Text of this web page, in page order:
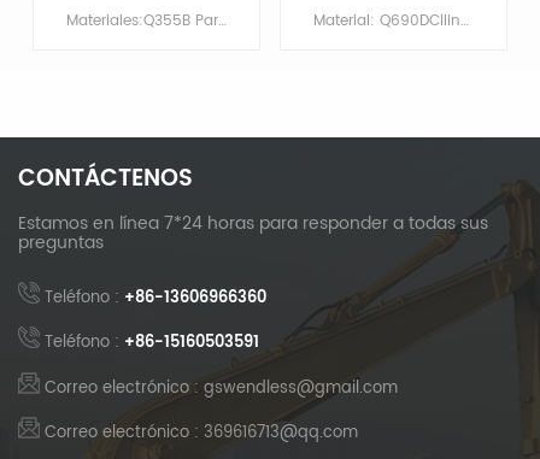
Brazo De
Mejorada
Materiales:Q355B Par&aacute;metros principales Modelo CAT325-7 Longitud de la pluma XX Largo del brazo 9 Volumen del cuchar&oacute;n/m&sup3; 0,7 Contrapeso NO HAY NECESIDAD Niveladora Y Material: Q690DCilindro: Tamaño originalBoom: 11,37 MBrazo: 8,63 mCubo: 1,5 m³Imprimación/Recubrimiento: Imprimación rica en zinc aplicada mediante pulverización.
CONTÁCTENOS
Estamos en línea 7*24 horas para responder a todas sus
preguntas
Teléfono : +86-13606966360
Teléfono : +86-15160503591
Correo electrónico : gswendless@gmail.com
Correo electrónico : 369616713@qq.com